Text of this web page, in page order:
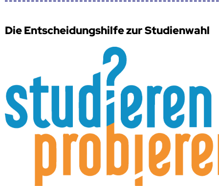
Die Entscheidungshilfe zur Studienwahl